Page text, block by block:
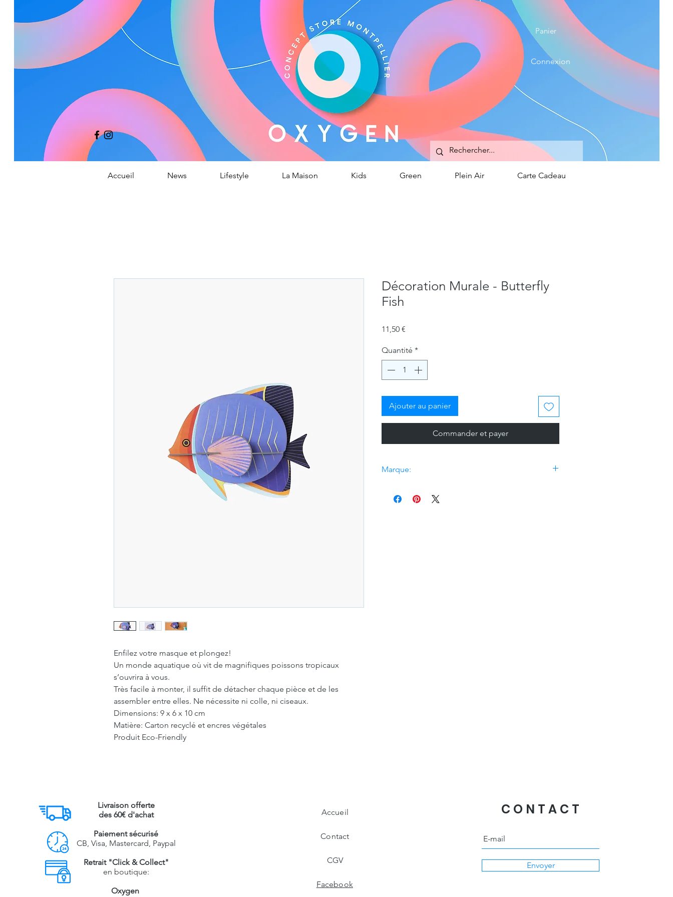
OXYGEN
Concept Store /Montpellier
Panier
Connexion
Accueil News Lifestyle La Maison Kids Green Plein Air Carte Cadeau
Enfilez votre masque et plongez!
Un monde aquatique où vit de magnifiques poissons tropicaux
s’ouvrira à vous.
Très facile à monter, il suffit de détacher chaque pièce et de les
assembler entre elles. Ne nécessite ni colle, ni ciseaux.
Dimensions: 9 x 6 x 10 cm
Matière: Carton recyclé et encres végétales
Produit Eco-Friendly
Décoration Murale - Butterfly
Fish
11,50 €
Quantité *
Ajouter au panier
Commander et payer
Marque:
Livraison offerte
des 60€ d'achat
Paiement sécurisé
CB, Visa, Mastercard, Paypal
Retrait "Click & Collect"
en boutique:
Oxygen
Accueil
Contact
CGV
Facebook
CONTACT
Envoyer